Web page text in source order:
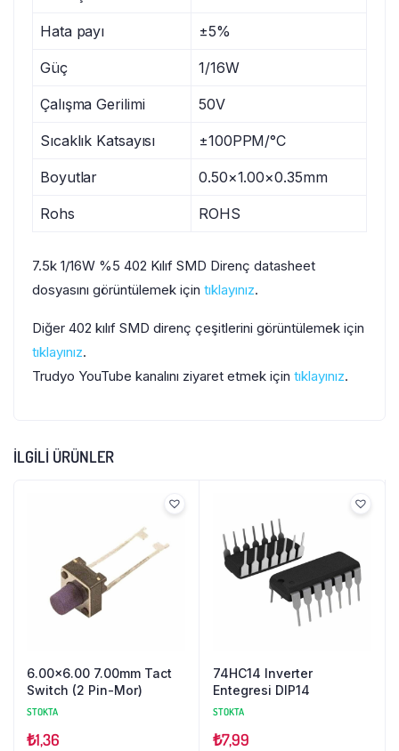
Hata payı ±5%
Güç 1/16W
Çalışma Gerilimi 50V
Sıcaklık Katsayısı ±100PPM/°C
Boyutlar 0.50×1.00×0.35mm
Rohs ROHS
7.5k 1/16W %5 402 Kılıf SMD Direnç datasheet
dosyasını görüntülemek için tıklayınız.
Diğer 402 kılıf SMD direnç çeşitlerini görüntülemek için
tıklayınız.
Trudyo YouTube kanalını ziyaret etmek için tıklayınız.
İLGILI ÜRÜNLER
6.00×6.00 7.00mm Tact
Switch (2 Pin-Mor)
STOKTA
₺1,36
74HC14 Inverter
Entegresi DIP14
STOKTA
₺7,99